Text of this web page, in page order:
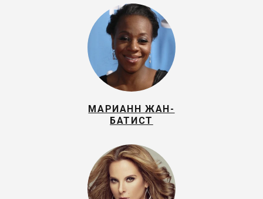
МАРИАНН ЖАН-
БАТИСТ